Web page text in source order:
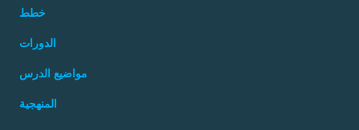
خطط
الدورات
مواضيع الدرس
المنهجية